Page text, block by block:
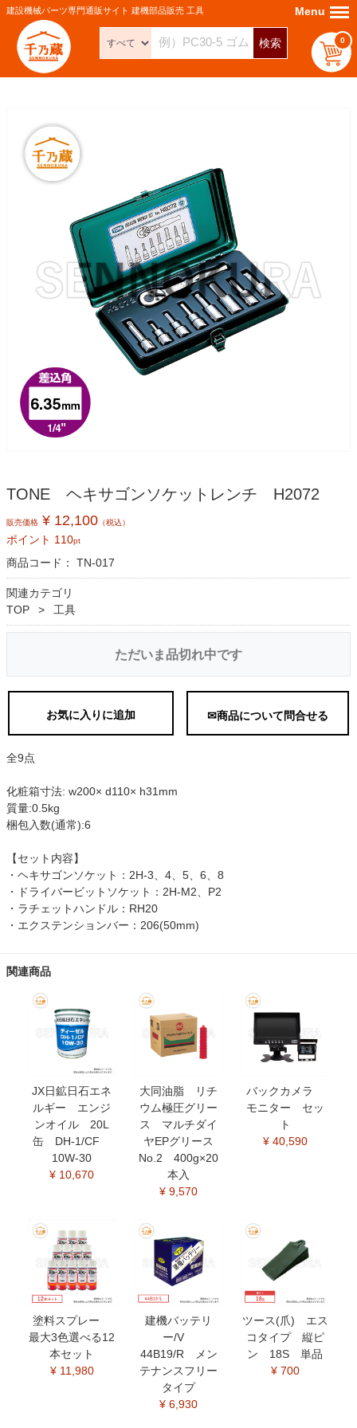
建設機械パーツ専門通販サイト 建機部品販売 工具
検索 0
Menu Menu
TONE ヘキサゴンソケットレンチ H2072
販売価格 ¥ 12,100 （税込）
ポイント 110pt
商品コード： TN-017
関連カテゴリ
TOP
工具
ただいま品切れ中です
お気に入りに追加 ✉商品について問合せる
全9点
化粧箱寸法: w200× d110× h31mm
質量:0.5kg
梱包入数(通常):6
【セット内容】
・ヘキサゴンソケット：2H-3、4、5、6、8
・ドライバービットソケット：2H-M2、P2
・ラチェットハンドル：RH20
・エクステンションバー：206(50mm)
関連商品
JX日鉱日石エネ
ルギー エンジ
ンオイル 20L
缶 DH-1/CF
10W-30
¥ 10,670
大同油脂 リチ
ウム極圧グリー
ス マルチダイ
ヤEPグリース
No.2 400g×20
本入
¥ 9,570
バックカメラ
モニター セッ
ト
¥ 40,590
塗料スプレー
最大3色選べる12
本セット
¥ 11,980
建機バッテリ
ー/V
44B19/R メン
テナンスフリー
タイプ
¥ 6,930
ツース(爪) エス
コタイプ 縦ピ
ン 18S 単品
¥ 700